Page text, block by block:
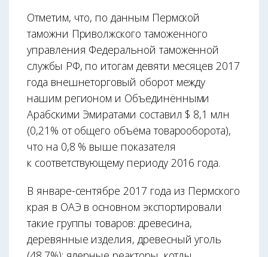
Отметим, что, по данным Пермской
таможни Приволжского таможенного
управления Федеральной таможенной
службы РФ, по итогам девяти месяцев 2017
года внешнеторговый оборот между
нашим регионом и Объединёнными
Арабскими Эмиратами составил $ 8,1 млн
(0,21% от общего объёма товарооборота),
что на 0,8 % выше показателя
к соответствующему периоду 2016 года.
В январе-сентябре 2017 года из Пермского
края в ОАЭ в основном экспортировали
такие группы товаров: древесина,
деревянные изделия, древесный уголь